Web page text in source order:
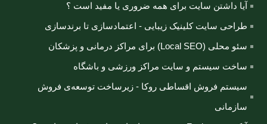
آیا داشتن سایت برای همه ضروری یا مفید است ؟
طراحی سایت کلینیک زیبایی - اعتمادسازی تا برندسازی
سئو محلی (Local SEO) برای مراکز درمانی و پزشکان
ساخت سیستم و سایت مراکز ورزشی و باشگاه
سیستم فروش اقساطی روکا - زیرساخت توسعه‌ی فروش
سازمانی